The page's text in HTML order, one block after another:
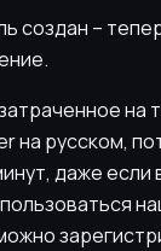
создан –
на
на русском,
даже если